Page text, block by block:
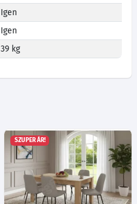
Igen
Igen
39 kg
SZUPER ÁR!